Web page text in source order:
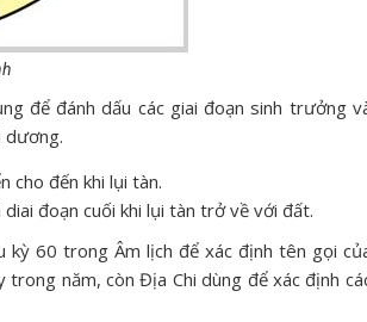
để đánh dấu các giai đoạn sinh trưởng
dương.
cho đến khi lụi tàn.
đoạn cuối khi lụi tàn trở về với đất.
kỳ 60 trong Âm lịch để xác định tên gọi
trong năm, còn Địa Chi dùng để xác định